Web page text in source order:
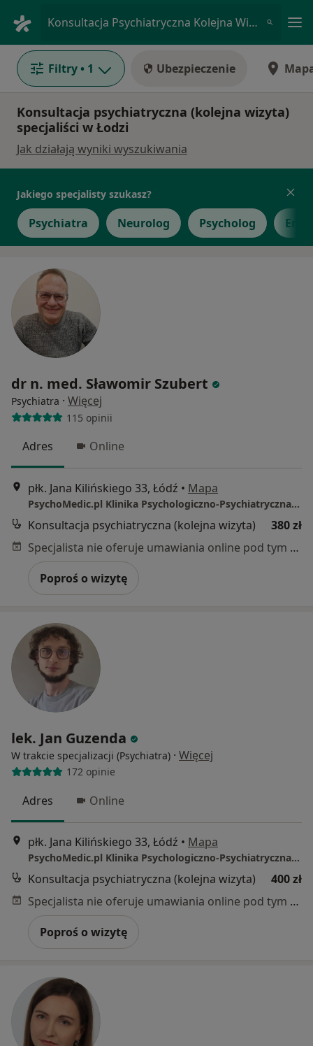
Konsultacja Psychiatryczna Kolejna Wizyta • Łódź, łódzkie
Filtry • 1 Ubezpieczenie
Konsultacja psychiatryczna (kolejna wizyta)
specjaliści w Łodzi
Jak działają wyniki wyszukiwania
Jakiego specjalisty szukasz?
Psychiatra Neurolog Psycholog
dr n. med. Sławomir Szubert
Psychiatra · Więcej
115 opinii
Adres Online
płk. Jana Kilińskiego 33, Łódź • Mapa
PsychoMedic.pl Klinika Psychologiczno-Psychiatryczna Łódź (ul. Kilińskiego 33, Śródmieście)
Konsultacja psychiatryczna (kolejna wizyta)
380 zł
Specjalista nie oferuje umawiania online pod tym adresem.
Poproś o wizytę
lek. Jan Guzenda
W trakcie specjalizacji (Psychiatra) · Więcej
172 opinie
Adres Online
płk. Jana Kilińskiego 33, Łódź • Mapa
PsychoMedic.pl Klinika Psychologiczno-Psychiatryczna Łódź (ul. Kilińskiego 33, Śródmieście)
Konsultacja psychiatryczna (kolejna wizyta)
400 zł
Specjalista nie oferuje umawiania online pod tym adresem.
Poproś o wizytę